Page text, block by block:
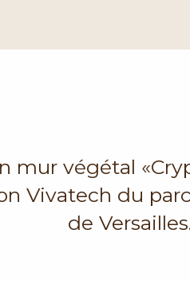
mur végétal
Vivatech du
de